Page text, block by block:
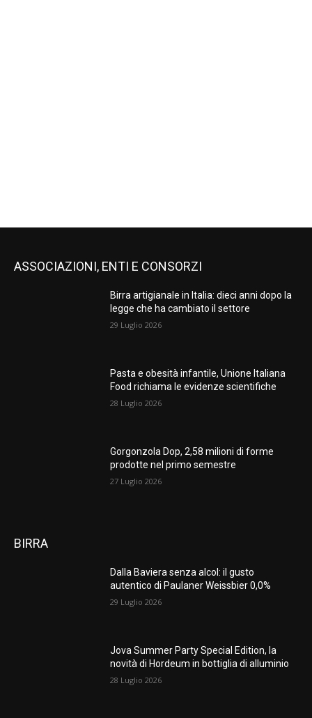
ASSOCIAZIONI, ENTI E CONSORZI
Birra artigianale in Italia: dieci anni dopo la
legge che ha cambiato il settore
29 Luglio 2026
Pasta e obesità infantile, Unione Italiana
Food richiama le evidenze scientifiche
28 Luglio 2026
Gorgonzola Dop, 2,58 milioni di forme
prodotte nel primo semestre
27 Luglio 2026
BIRRA
Dalla Baviera senza alcol: il gusto
autentico di Paulaner Weissbier 0,0%
29 Luglio 2026
Jova Summer Party Special Edition, la
novità di Hordeum in bottiglia di alluminio
28 Luglio 2026